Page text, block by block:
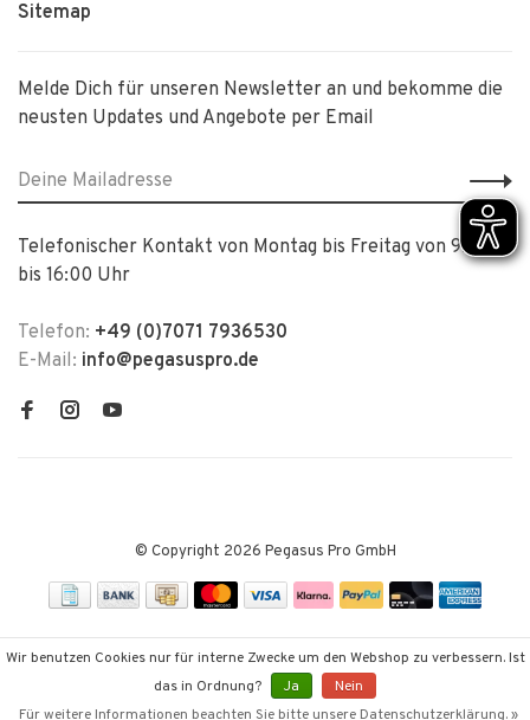
Sitemap
Melde Dich für unseren Newsletter an und bekomme die
neusten Updates und Angebote per Email
Telefonischer Kontakt von Montag bis Freitag von 9:00
bis 16:00 Uhr
Telefon: +49 (0)7071 7936530
E-Mail: info@pegasuspro.de
© Copyright 2026 Pegasus Pro GmbH
Wir benutzen Cookies nur für interne Zwecke um den Webshop zu verbessern. Ist
das in Ordnung?
Ja
Nein
Für weitere Informationen beachten Sie bitte unsere Datenschutzerklärung. »